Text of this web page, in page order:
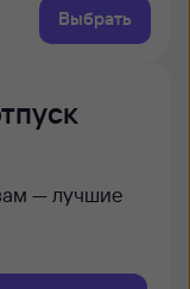
Выбрать
— лучшие